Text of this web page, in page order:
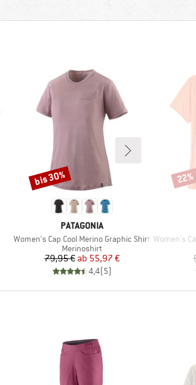
MARKE
PATAGONIA
Artikel
Women's Cap Cool Merino Graphic Shirt
Produktgruppe
Merinoshirt
Preis
79,95 € reduzierter Preis
ab 55,97 €
4,4(5)
Rabatt
bis 30%
Artikel
Women's
22%